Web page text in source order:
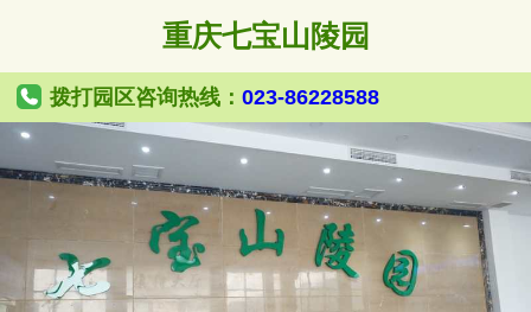
重庆七宝山陵园
拨打园区咨询热线： 023-86228588